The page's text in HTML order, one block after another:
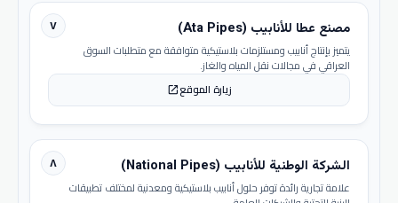
٧ مصنع عطا للأنابيب (Ata Pipes)
يتميز بإنتاج أنابيب ومستلزمات بلاستيكية متوافقة مع متطلبات السوق
العراقي في مجالات نقل المياه والغاز.
زيارة الموقعopen_in_new
٨ الشركة الوطنية للأنابيب (National Pipes)
علامة تجارية رائدة توفر حلول أنابيب بلاستيكية ومعدنية لمختلف تطبيقات